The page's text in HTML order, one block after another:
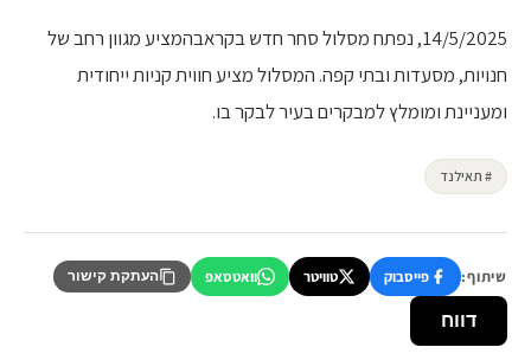
14/5/2025, נפתח מסלול סחר חדש בקראבהמציע מגוון רחב של
חנויות, מסעדות ובתי קפה. המסלול מציע חווית קניות ייחודית
ומעניינת ומומלץ למבקרים בעיר לבקר בו.
# תאילנד
שיתוף: פייסבוק טוויטר וואטסאפ העתקת קישור
דווח